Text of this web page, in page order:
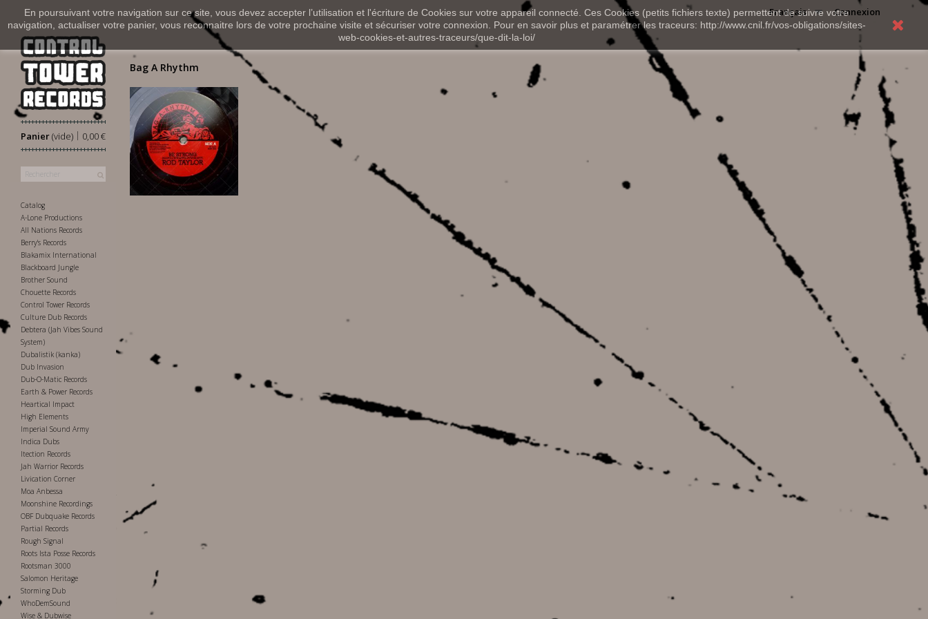
En poursuivant votre navigation sur ce site, vous devez accepter l’utilisation et l'écriture de Cookies sur votre appareil connecté. Ces Cookies (petits fichiers texte) permettent de suivre votre
navigation, actualiser votre panier, vous reconnaitre lors de votre prochaine visite et sécuriser votre connexion. Pour en savoir plus et paramétrer les traceurs: http://www.cnil.fr/vos-obligations/sites-
web-cookies-et-autres-traceurs/que-dit-la-loi/
Connexion
Français
Panier 0,00 €
|
(vide)
Catalog
A-Lone Productions
All Nations Records
Berry's Records
Blakamix International
Blackboard Jungle
Brother Sound
Chouette Records
Control Tower Records
Culture Dub Records
Debtera (Jah Vibes Sound
System)
Dubalistik (kanka)
Dub Invasion
Dub-O-Matic Records
Earth & Power Records
Heartical Impact
High Elements
Imperial Sound Army
Indica Dubs
Itection Records
Jah Warrior Records
Livication Corner
Moa Anbessa
Moonshine Recordings
OBF Dubquake Records
Partial Records
Rough Signal
Roots Ista Posse Records
Rootsman 3000
Salomon Heritage
Storming Dub
WhoDemSound
Wise & Dubwise
Bag A Rhythm
13,00 €